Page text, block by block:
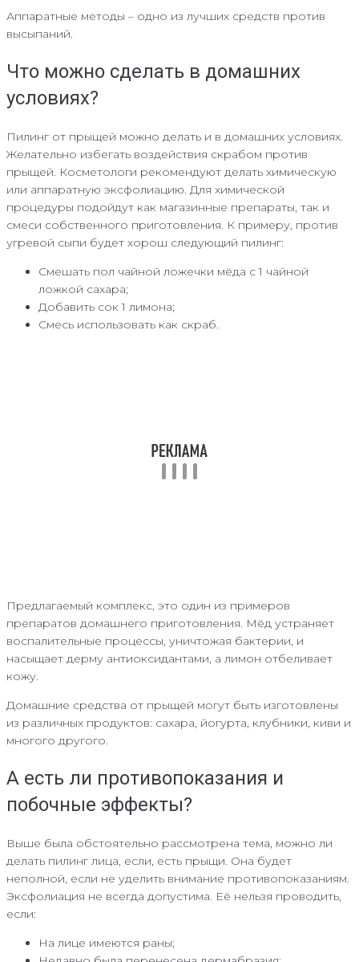
Аппаратные методы – одно из лучших средств против
высыпаний.
Что можно сделать в домашних
условиях?
Пилинг от прыщей можно делать и в домашних условиях.
Желательно избегать воздействия скрабом против
прыщей. Косметологи рекомендуют делать химическую
или аппаратную эксфолиацию. Для химической
процедуры подойдут как магазинные препараты, так и
смеси собственного приготовления. К примеру, против
угревой сыпи будет хорош следующий пилинг:
Смешать пол чайной ложечки мёда с 1 чайной
ложкой сахара;
Добавить сок 1 лимона;
Смесь использовать как скраб.
Предлагаемый комплекс, это один из примеров
препаратов домашнего приготовления. Мёд устраняет
воспалительные процессы, уничтожая бактерии, и
насыщает дерму антиоксидантами, а лимон отбеливает
кожу.
Домашние средства от прыщей могут быть изготовлены
из различных продуктов: сахара, йогурта, клубники, киви и
многого другого.
А есть ли противопоказания и
побочные эффекты?
Выше была обстоятельно рассмотрена тема, можно ли
делать пилинг лица, если, есть прыщи. Она будет
неполной, если не уделить внимание противопоказаниям.
Эксфолиация не всегда допустима. Её нельзя проводить,
если:
На лице имеются раны;